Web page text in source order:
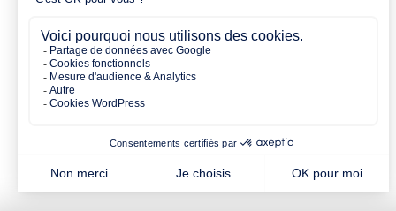
Trier par prix